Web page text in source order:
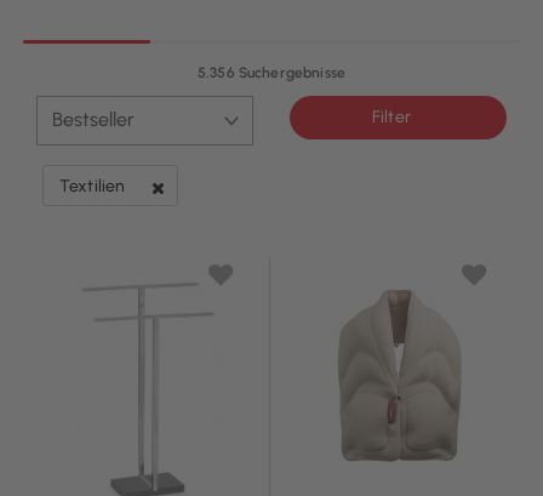
5.356 Suchergebnisse
Filter
Textilien
Filter entfernen Derzeit verfeinert von Kategorie: Textilien